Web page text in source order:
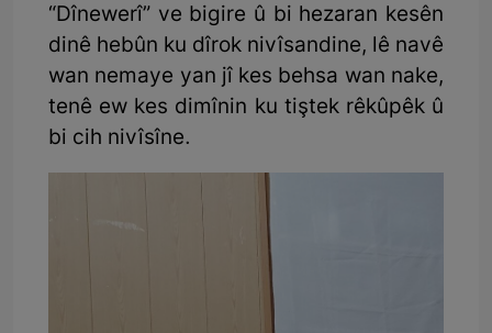
“Dînewerî” ve bigire û bi hezaran kesên
dinê hebûn ku dîrok nivîsandine, lê navê
wan nemaye yan jî kes behsa wan nake,
tenê ew kes dimînin ku tiştek rêkûpêk û
bi cih nivîsîne.